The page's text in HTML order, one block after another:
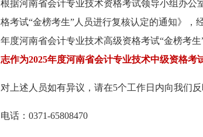
根据河南省会计专业技术资格考试领导小组办公
格考试“金榜考生”人员进行复核认定的通知》，
年度河南省会计专业技术高级资格考试“金榜考生
志作为2025年度河南省会计专业技术中级资格考
对上述人员如有异议，请在5个工作日内向我们反
电话：0371-65808470